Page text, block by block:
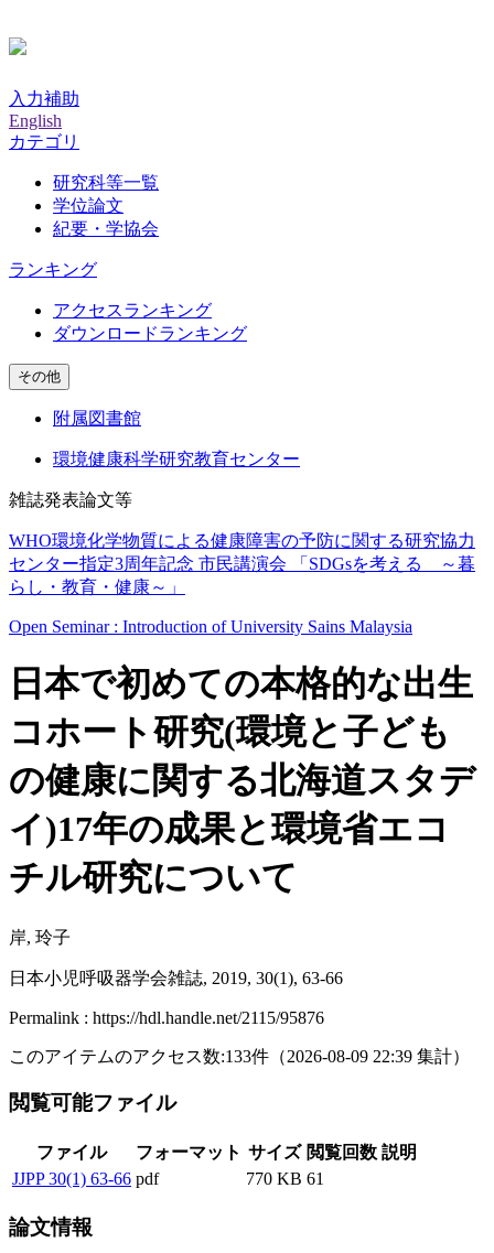
入力補助
English
カテゴリ
研究科等一覧
学位論文
紀要・学協会
ランキング
アクセスランキング
ダウンロードランキング
その他
附属図書館
環境健康科学研究教育センター
雑誌発表論文等
WHO環境化学物質による健康障害の予防に関する研究協力
センター指定3周年記念 市民講演会 「SDGsを考える ～暮
らし・教育・健康～」
Open Seminar : Introduction of University Sains Malaysia
日本で初めての本格的な出生
コホート研究(環境と子ども
の健康に関する北海道スタデ
イ)17年の成果と環境省エコ
チル研究について
岸, 玲子
日本小児呼吸器学会雑誌, 2019, 30(1), 63-66
Permalink : https://hdl.handle.net/2115/95876
このアイテムのアクセス数:133件 （2026-08-09 22:39 集計）
閲覧可能ファイル
ファイル フォーマット サイズ 閲覧回数 説明
JJPP 30(1) 63-66 pdf 770 KB 61
論文情報